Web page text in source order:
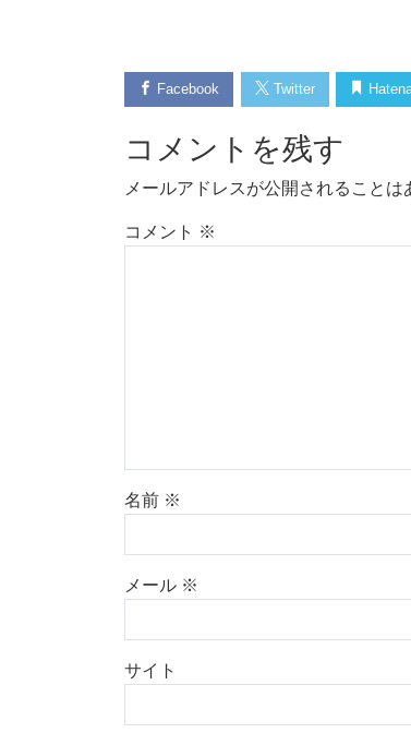
Facebook Twitter
コメントを残す
メールアドレスが公開されることは
コメント ※
名前 ※
メール ※
サイト